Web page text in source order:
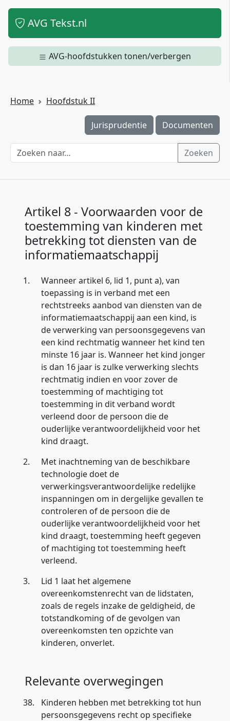
AVG Tekst.nl
AVG-hoofdstukken tonen/verbergen
Home Hoofdstuk II
Jurisprudentie Documenten
Zoeken
Artikel 8 - Voorwaarden voor de
toestemming van kinderen met
betrekking tot diensten van de
informatiemaatschappij
1.
Wanneer artikel 6, lid 1, punt a), van
toepassing is in verband met een
rechtstreeks aanbod van diensten van de
informatiemaatschappij aan een kind, is
de verwerking van persoonsgegevens van
een kind rechtmatig wanneer het kind ten
minste 16 jaar is. Wanneer het kind jonger
is dan 16 jaar is zulke verwerking slechts
rechtmatig indien en voor zover de
toestemming of machtiging tot
toestemming in dit verband wordt
verleend door de persoon die de
ouderlijke verantwoordelijkheid voor het
kind draagt.
2.
Met inachtneming van de beschikbare
technologie doet de
verwerkingsverantwoordelijke redelijke
inspanningen om in dergelijke gevallen te
controleren of de persoon die de
ouderlijke verantwoordelijkheid voor het
kind draagt, toestemming heeft gegeven
of machtiging tot toestemming heeft
verleend.
3.
Lid 1 laat het algemene
overeenkomstenrecht van de lidstaten,
zoals de regels inzake de geldigheid, de
totstandkoming of de gevolgen van
overeenkomsten ten opzichte van
kinderen, onverlet.
Relevante overwegingen
38.
Kinderen hebben met betrekking tot hun
persoonsgegevens recht op specifieke